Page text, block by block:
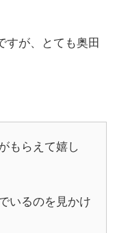
すが、とても奥田
もらえて嬉し
いるのを見かけ